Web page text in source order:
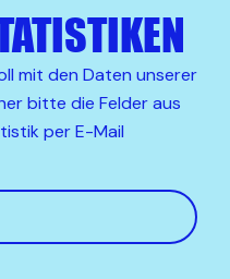
mit den Daten unserer
bitte die Felder aus
per E-Mail